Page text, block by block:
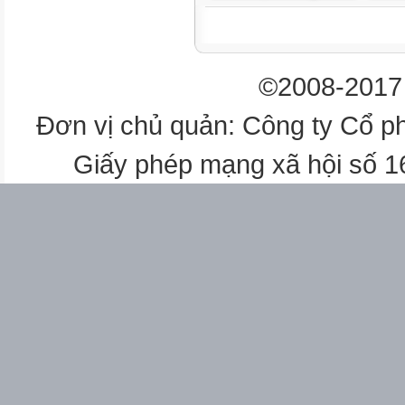
24/2
©2008-
Đơn vị chủ quản: Công ty Cổ
Giấy phép mạng xã hội số